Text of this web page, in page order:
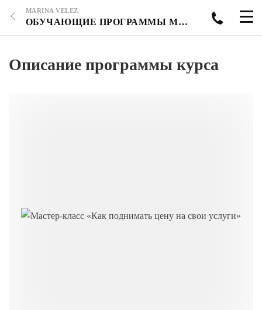
MARINA VELEZ
ОБУЧАЮЩИЕ ПРОГРАММЫ МАРИНЫ ВЕЛЕС
Описание программы курса